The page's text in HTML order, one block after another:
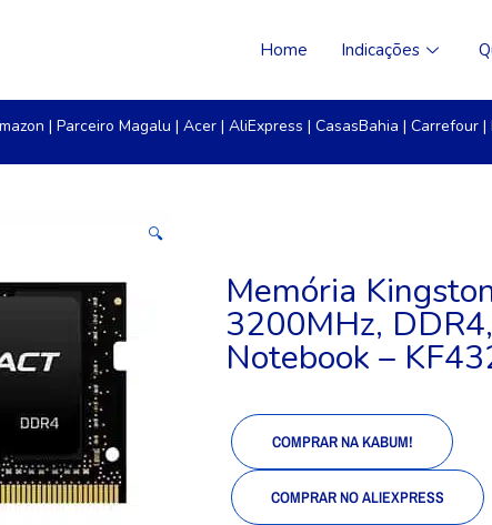
Home Indicações
| Parceiro Magalu | Acer| AliExpress | CasasBahia | Carrefour|
🔍
Memória
3200MHz,
Notebook –
COMPRAR NA KABUM!
COMPRAR NO ALIEXPRESS